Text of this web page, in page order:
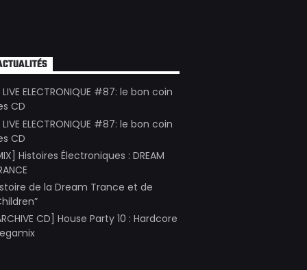
LIVE ELECTRONIQUE #87: le bon coin
CD
LIVE ELECTRONIQUE #87: le bon coin
CD
Histoires Électroniques : DREAM
de la Dream Trance et de
CD] House Party 10 : Hardcore